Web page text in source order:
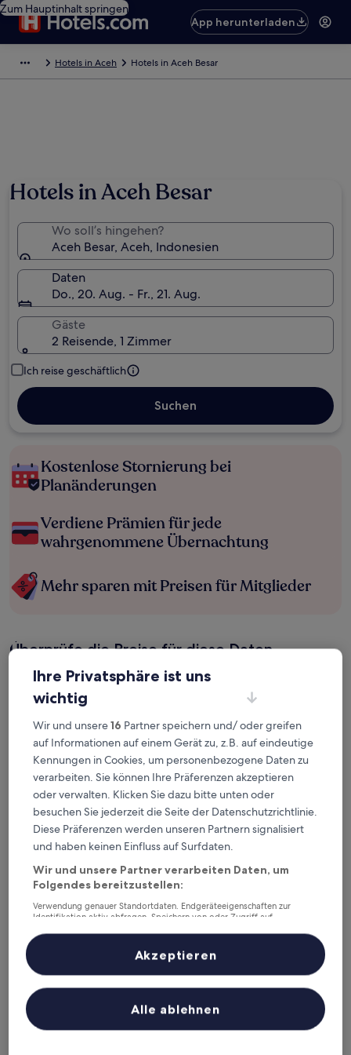
Zum Hauptinhalt springen
App herunterladen
Hotels in Aceh Hotels in Aceh Besar
Hotels in Aceh Besar
Wo soll’s hingehen?
Aceh Besar, Aceh, Indonesien
Daten
Do., 20. Aug. - Fr., 21. Aug.
Gäste
2 Reisende, 1 Zimmer
Ich reise geschäftlich
Suchen
Kostenlose Stornierung bei
Planänderungen
Verdiene Prämien für jede
wahrgenommene Übernachtung
Mehr sparen mit Preisen für Mitglieder
Überprüfe die Preise für diese Daten
Heute
6. Aug. - 7. Aug.
7. Aug. - 8. Aug.
Dieses Wochenende
7. Aug. - 9. Aug.
Nächstes Wochenende
14. Aug. - 16. Aug.
Aceh Besar – wo
übernachten?
Top-Hotels in Banda Aceh
Hermes Palace Hotel Banda Aceh
3.5
out
7,8/10Gut! (30 Bewertungen)
out
Ihre Privatsphäre ist uns
wichtig
Wir und unsere16 Partner speichern und/ oder greifen
auf Informationen auf einem Gerät zu, z.B. auf eindeutige
Kennungen in Cookies, um personenbezogene Daten zu
verarbeiten. Sie können Ihre Präferenzen akzeptieren
oder verwalten. Klicken Sie dazu bitte unten oder
besuchen Sie jederzeit die Seite der Datenschutzrichtlinie.
Diese Präferenzen werden unseren Partnern signalisiert
und haben keinen Einfluss auf Surfdaten.
Wir und unsere Partner verarbeiten Daten, um
Folgendes bereitzustellen:
Verwendung genauer Standortdaten. Endgeräteeigenschaften zur
Identifikation aktiv abfragen. Speichern von oder Zugriff auf
Inhalte, Messung von Werbeleistung und der Performance von Inhalten,
Zielgruppenforschung sowie Entwicklung und Verbesserung von
Liste der Partner (Lieferanten)
Alle ablehnen
Akzeptieren